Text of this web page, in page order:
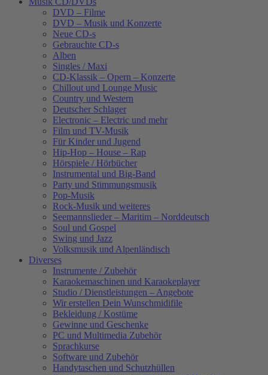
DVD – Filme
DVD – Musik und Konzerte
Neue CD-s
Gebrauchte CD-s
Alben
Singles / Maxi
CD-Klassik – Opern – Konzerte
Chillout und Lounge Music
Country und Western
Deutscher Schlager
Electronic – Electric und mehr
Film und TV-Musik
Für Kinder und Jugend
Hip-Hop – House – Rap
Hörspiele / Hörbücher
Instrumental und Big-Band
Party und Stimmungsmusik
Pop-Musik
Rock-Musik und weiteres
Seemannslieder – Maritim – Norddeutsch
Soul und Gospel
Swing und Jazz
Volksmusik und Alpenländisch
Diverses
Instrumente / Zubehör
Karaokemaschinen und Karaokeplayer
Studio / Dienstleistungen – Angebote
Wir erstellen Dein Wunschmidifile
Bekleidung / Kostüme
Gewinne und Geschenke
PC und Multimedia Zubehör
Sprachkurse
Software und Zubehör
Handytaschen und Schutzhüllen